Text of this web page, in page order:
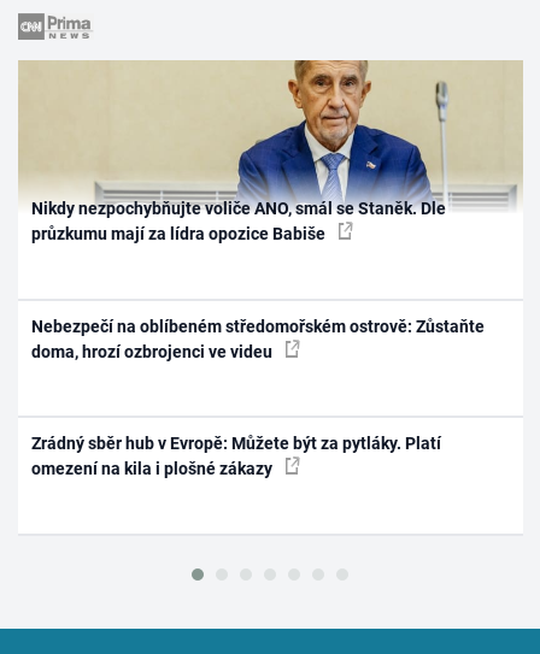
Nikdy nezpochybňujte voliče ANO, smál se Staněk. Dle
průzkumu mají za lídra opozice Babiše
Nebezpečí na oblíbeném středomořském ostrově: Zůstaňte
doma, hrozí ozbrojenci ve videu
Zrádný sběr hub v Evropě: Můžete být za pytláky. Platí
omezení na kila i plošné zákazy